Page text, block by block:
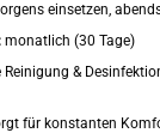
einsetzen,
monatlich (30 Tage)
&
für konstanten